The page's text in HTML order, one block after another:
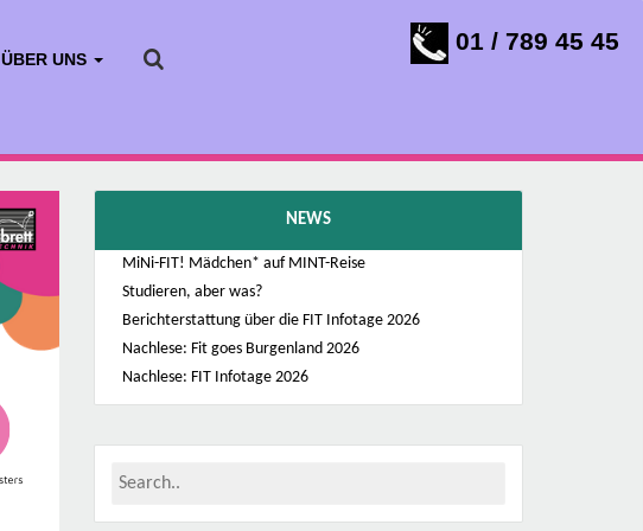
01 / 789 45 45
ÜBER UNS
NEWS
MiNi-FIT! Mädchen* auf MINT-Reise
Studieren, aber was?
Berichterstattung über die FIT Infotage 2026
Nachlese: Fit goes Burgenland 2026
Nachlese: FIT Infotage 2026